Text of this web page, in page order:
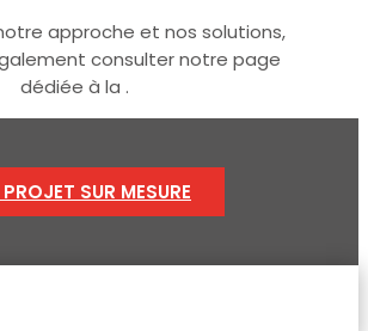
approche et nos solutions,
consulter notre page
dédiée à la .
SUR MESURE